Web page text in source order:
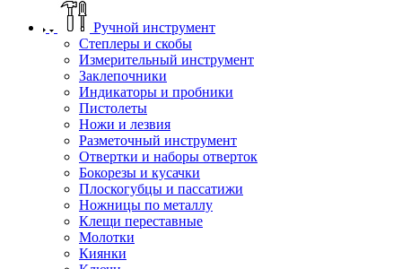
Ручной инструмент
Степлеры и скобы
Измерительный инструмент
Заклепочники
Индикаторы и пробники
Пистолеты
Ножи и лезвия
Разметочный инструмент
Отвертки и наборы отверток
Бокорезы и кусачки
Плоскогубцы и пассатижи
Ножницы по металлу
Клещи переставные
Молотки
Киянки